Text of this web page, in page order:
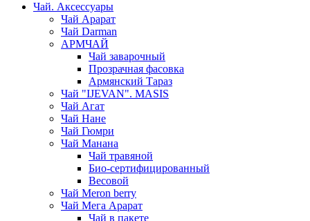
Чай. Аксессуары
Чай Арарат
Чай Darman
АРМЧАЙ
Чай заварочный
Прозрачная фасовка
Армянский Тараз
Чай "IJEVAN". MASIS
Чай Агат
Чай Нане
Чай Гюмри
Чай Манана
Чай травяной
Био-сертифицированный
Весовой
Чай Meron berry
Чай Мега Арарат
Чай в пакете